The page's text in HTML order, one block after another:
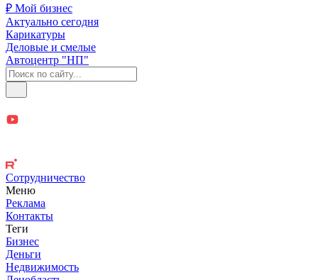
₽ Мой бизнес
Актуально сегодня
Карикатуры
Деловые и смелые
Автоцентр "НП"
Сотрудничество
Меню
Реклама
Контакты
Теги
Бизнес
Деньги
Недвижимость